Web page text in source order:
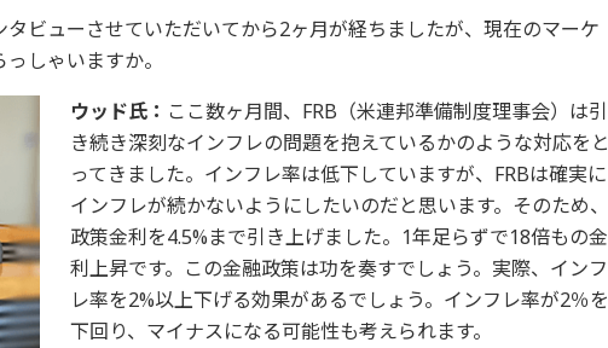
タビューさせていただいてから2ヶ月が経ちましたが、現在のマーケ
しゃいますか。
ウッド氏： ここ数ヶ月間、FRB（米連邦準備制度理事会）は引
き続き深刻なインフレの問題を抱えているかのような対応をと
ってきました。インフレ率は低下していますが、FRBは確実に
インフレが続かないようにしたいのだと思います。そのため、
政策金利を4.5%まで引き上げました。1年足らずで18倍もの金
利上昇です。この金融政策は功を奏すでしょう。実際、インフ
レ率を2%以上下げる効果があるでしょう。インフレ率が2％を
下回り、マイナスになる可能性も考えられます。